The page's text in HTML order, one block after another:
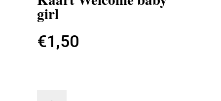
girl
€1,50